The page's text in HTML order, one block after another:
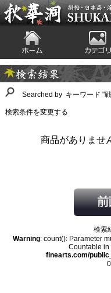
秋華洞 SHUKADO 掛軸・日本画
ホーム カテゴ
検索結果
Searched by キーワード "
検索条件を変更する
商品がありませ
検索
Warning: count(): Parameter
Countable in
finearts.com/